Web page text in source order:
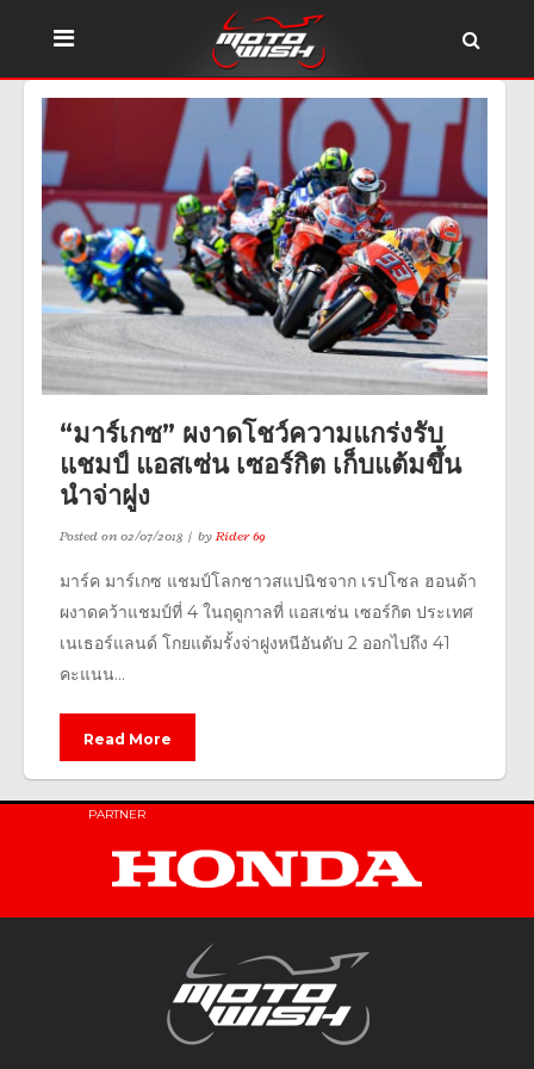
“มาร์เกซ” ผงาดโชว์ความแกร่งรับ
แชมป์ แอสเซ่น เซอร์กิต เก็บแต้มขึ้น
นำจ่าฝูง
Posted on02/07/2018 byRider 69
มาร์ค มาร์เกซ แชมป์โลกชาวสแปนิชจาก เรปโซล ฮอนด้า
ผงาดคว้าแชมป์ที่ 4 ในฤดูกาลที่ แอสเซ่น เซอร์กิต ประเทศ
เนเธอร์แลนด์ โกยแต้มรั้งจ่าฝูงหนีอันดับ 2 ออกไปถึง 41
คะแนน...
Read More
PARTNER